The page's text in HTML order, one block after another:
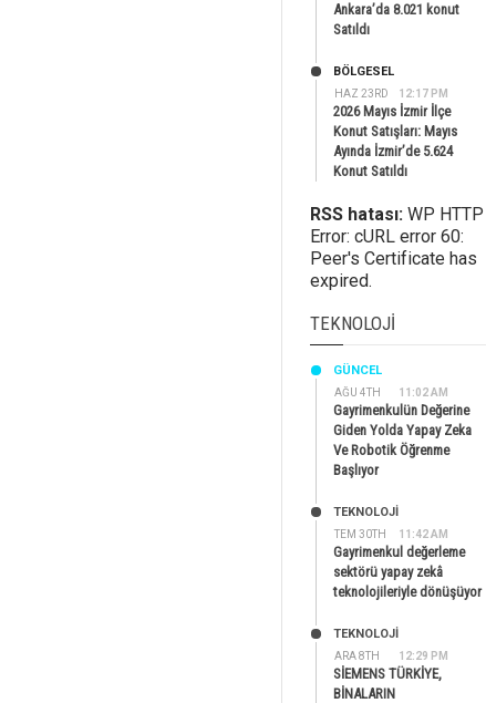
Ankara’da 8.021 konut
Satıldı
HAZ 23RD 12:17 PM
BÖLGESEL
2026 Mayıs İzmir İlçe
Konut Satışları: Mayıs
Ayında İzmir’de 5.624
Konut Satıldı
RSS hatası: WP HTTP
Error: cURL error 60:
Peer's Certificate has
expired.
TEKNOLOJI
AĞU 4TH 11:02 AM
GÜNCEL
Gayrimenkulün Değerine
Giden Yolda Yapay Zeka
Ve Robotik Öğrenme
Başlıyor
TEM 30TH 11:42 AM
TEKNOLOJİ
Gayrimenkul değerleme
sektörü yapay zekâ
teknolojileriyle dönüşüyor
ARA 8TH 12:29 PM
TEKNOLOJİ
SİEMENS TÜRKİYE,
BİNALARIN